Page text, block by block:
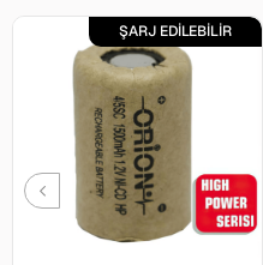
ŞARJ EDİLEBİLİR